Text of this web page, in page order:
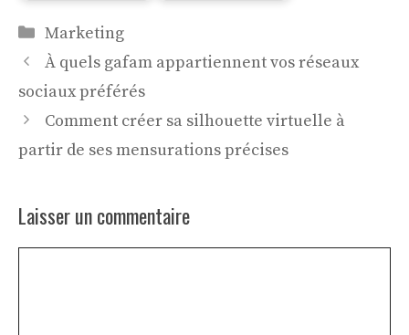
Catégories
Marketing
À quels gafam appartiennent vos réseaux
sociaux préférés
Comment créer sa silhouette virtuelle à
partir de ses mensurations précises
Laisser un commentaire